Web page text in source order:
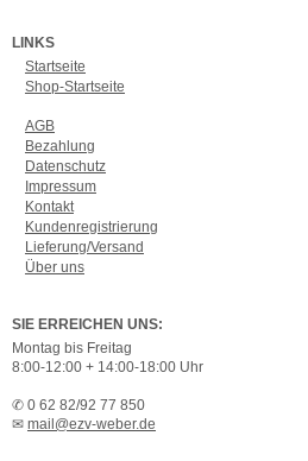
LINKS
Startseite
Shop-Startseite
AGB
Bezahlung
Datenschutz
Impressum
Kontakt
Kundenregistrierung
Lieferung/Versand
Über uns
SIE ERREICHEN UNS:
Montag bis Freitag
8:00-12:00 + 14:00-18:00 Uhr
✆ 0 62 82/92 77 850
✉ mail@ezv-weber.de